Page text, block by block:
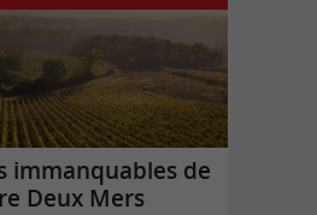
immanquables de
Deux Mers